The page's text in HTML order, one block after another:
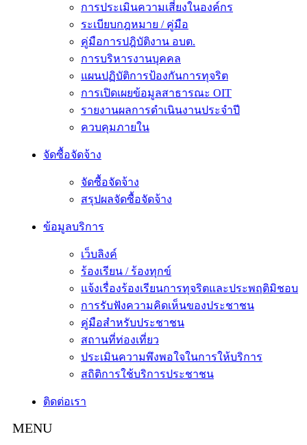
การประเมินความเสี่ยงในองค์กร
ระเบียบกฎหมาย / คู่มือ
คู่มือการปฎิบัติงาน อบต.
การบริหารงานบุคคล
แผนปฏิบัติการป้องกันการทุจริต
การเปิดเผยข้อมูลสาธารณะ OIT
รายงานผลการดำเนินงานประจำปี
ควบคุมภายใน
จัดซื้อจัดจ้าง
จัดซื้อจัดจ้าง
สรุปผลจัดซื้อจัดจ้าง
ข้อมูลบริการ
เว็บลิงค์
ร้องเรียน / ร้องทุกข์
แจ้งเรื่องร้องเรียนการทุจริตและประพฤติมิชอบ
การรับฟังความคิดเห็นของประชาชน
คู่มือสำหรับประชาชน
สถานที่ท่องเที่ยว
ประเมินความพึงพอใจในการให้บริการ
สถิติการใช้บริการประชาชน
ติดต่อเรา